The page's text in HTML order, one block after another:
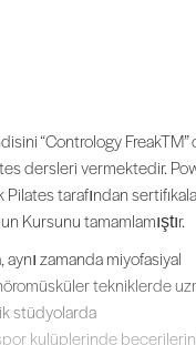
“Contrology
“Contrology
dersleri vermektedir.
Pilates tarafından
Kursunu tamamlamıştır.
aynı zamanda miyofasiyal
tekniklerde
stüdyolarda
kulüplerinde